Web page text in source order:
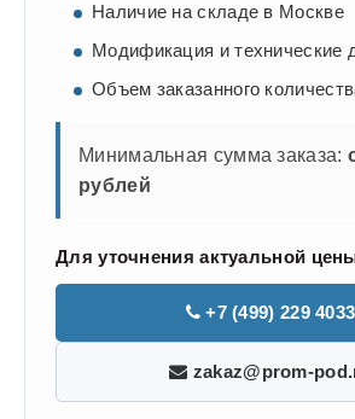
Наличие на складе в Москве
Модификация и технические
Объем заказанного
Минимальная сумма заказа:
рублей
Для уточнения актуальной
+7 (499) 229 4033
zakaz@prom-